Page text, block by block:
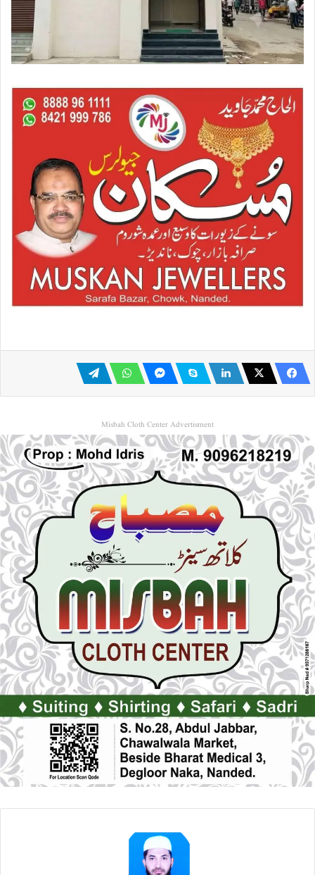
Misbah Cloth Center Advertisment